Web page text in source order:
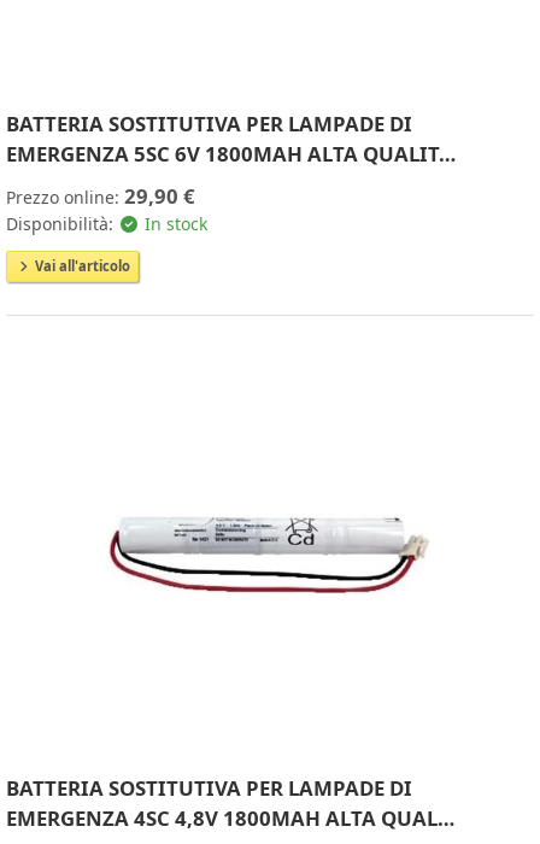
BATTERIA SOSTITUTIVA PER LAMPADE DI
EMERGENZA 5SC 6V 1800MAH ALTA QUALIT…
Prezzo online: 29,90 €
Disponibilità: In stock
Vai all'articolo
BATTERIA SOSTITUTIVA PER LAMPADE DI
EMERGENZA 4SC 4,8V 1800MAH ALTA QUAL…